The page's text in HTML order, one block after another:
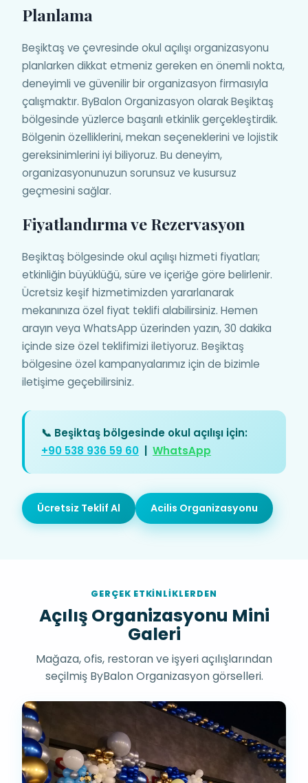
Planlama
Beşiktaş ve çevresinde okul açılışı organizasyonu
planlarken dikkat etmeniz gereken en önemli nokta,
deneyimli ve güvenilir bir organizasyon firmasıyla
çalışmaktır. ByBalon Organizasyon olarak Beşiktaş
bölgesinde yüzlerce başarılı etkinlik gerçekleştirdik.
Bölgenin özelliklerini, mekan seçeneklerini ve lojistik
gereksinimlerini iyi biliyoruz. Bu deneyim,
organizasyonunuzun sorunsuz ve kusursuz
geçmesini sağlar.
Fiyatlandırma ve Rezervasyon
Beşiktaş bölgesinde okul açılışı hizmeti fiyatları;
etkinliğin büyüklüğü, süre ve içeriğe göre belirlenir.
Ücretsiz keşif hizmetimizden yararlanarak
mekanınıza özel fiyat teklifi alabilirsiniz. Hemen
arayın veya WhatsApp üzerinden yazın, 30 dakika
içinde size özel teklifimizi iletiyoruz. Beşiktaş
bölgesine özel kampanyalarımız için de bizimle
iletişime geçebilirsiniz.
📞 Beşiktaş bölgesinde okul açılışı için:
+90 538 936 59 60 | WhatsApp
Ücretsiz Teklif Al Acilis Organizasyonu
GERÇEK ETKINLIKLERDEN
Açılış Organizasyonu Mini
Galeri
Mağaza, ofis, restoran ve işyeri açılışlarından
seçilmiş ByBalon Organizasyon görselleri.